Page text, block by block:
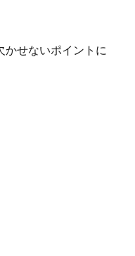
かせないポイントに